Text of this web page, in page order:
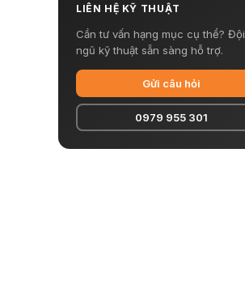
LIÊN HỆ KỸ THUẬT
Cần tư vấn hạng mục cụ thể? Đội
ngũ kỹ thuật sẵn sàng hỗ trợ.
Gửi câu hỏi
0979 955 301